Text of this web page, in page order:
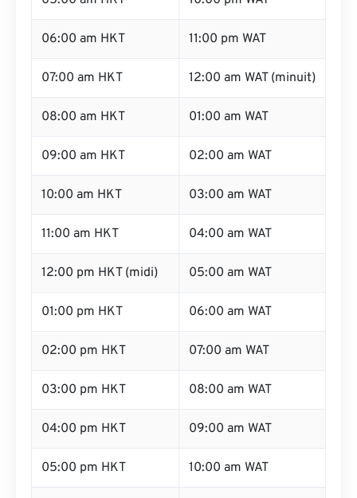
06:00 am HKT 11:00 pm WAT
07:00 am HKT 12:00 am WAT (minuit)
08:00 am HKT 01:00 am WAT
09:00 am HKT 02:00 am WAT
10:00 am HKT 03:00 am WAT
11:00 am HKT 04:00 am WAT
12:00 pm HKT (midi) 05:00 am WAT
01:00 pm HKT 06:00 am WAT
02:00 pm HKT 07:00 am WAT
03:00 pm HKT 08:00 am WAT
04:00 pm HKT 09:00 am WAT
05:00 pm HKT 10:00 am WAT